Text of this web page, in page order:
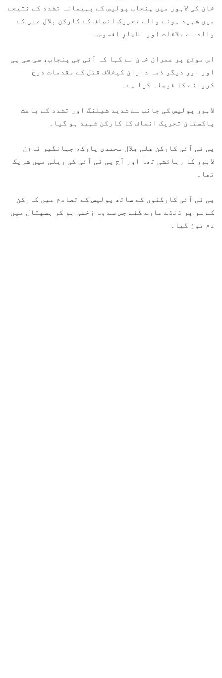
خان کی لاہور میں پنجاب پولیس کے بہیمانہ تشدد کے نتیجے
میں شہید ہونے والے تحریک انصاف کے کارکن بلال علی کے
والد سے ملاقات اور اظہارِ افسوس۔
اس موقع پر عمران خان نے کہا کہ آئی جی پنجاب، سی سی پی
اور اور دیگر ذمہ داران کیخلاف قتل کے مقدمات درج
کروانے کا فیصلہ کیا ہے۔
لاہور پولیس کی جانب سے شدید شیلنگ اور تشدد کے باعث
پاکستان تحریک انصاف کا کارکن شہید ہو گیا۔
پی ٹی آئی کارکن علی بلال محمدی پارک، جہانگیر ٹاؤن
لاہور کا رہائشی تھا اور آج پی ٹی آئی کی ریلی میں شریک
تھا۔
پی ٹی آئی کارکنوں کے ساتھ پولیس کے تصادم میں کارکن
کے سر پر ڈنڈے مارے گئے جس سے وہ زخمی ہو کر ہسپتال میں
دم توڑ گیا۔